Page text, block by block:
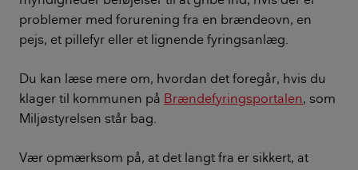
problemer med forurening fra en brændeovn, en
pejs, et pillefyr eller et lignende fyringsanlæg.
Du kan læse mere om, hvordan det foregår, hvis du
klager til kommunen på Brændefyringsportalen, som
Miljøstyrelsen står bag.
Vær opmærksom på, at det langt fra er sikkert, at